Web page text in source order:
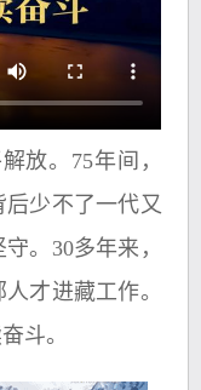
放。75年间，
少不了一代又
。30多年来，
才进藏工作。
斗。